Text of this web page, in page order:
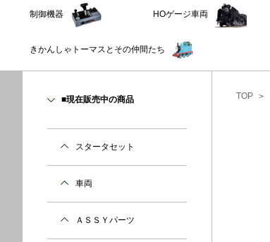
制御機器 HOゲージ車両
きかんしゃトーマスとその仲間たち
TOP
■現在販売中の商品
スタータセット
車両
ＡＳＳＹパーツ